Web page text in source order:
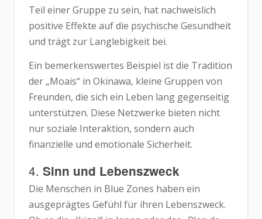
Teil einer Gruppe zu sein, hat nachweislich
positive Effekte auf die psychische Gesundheit
und trägt zur Langlebigkeit bei.
Ein bemerkenswertes Beispiel ist die Tradition
der „Moais“ in Okinawa, kleine Gruppen von
Freunden, die sich ein Leben lang gegenseitig
unterstützen. Diese Netzwerke bieten nicht
nur soziale Interaktion, sondern auch
finanzielle und emotionale Sicherheit.
4. Sinn und Lebenszweck
Die Menschen in Blue Zones haben ein
ausgeprägtes Gefühl für ihren Lebenszweck.